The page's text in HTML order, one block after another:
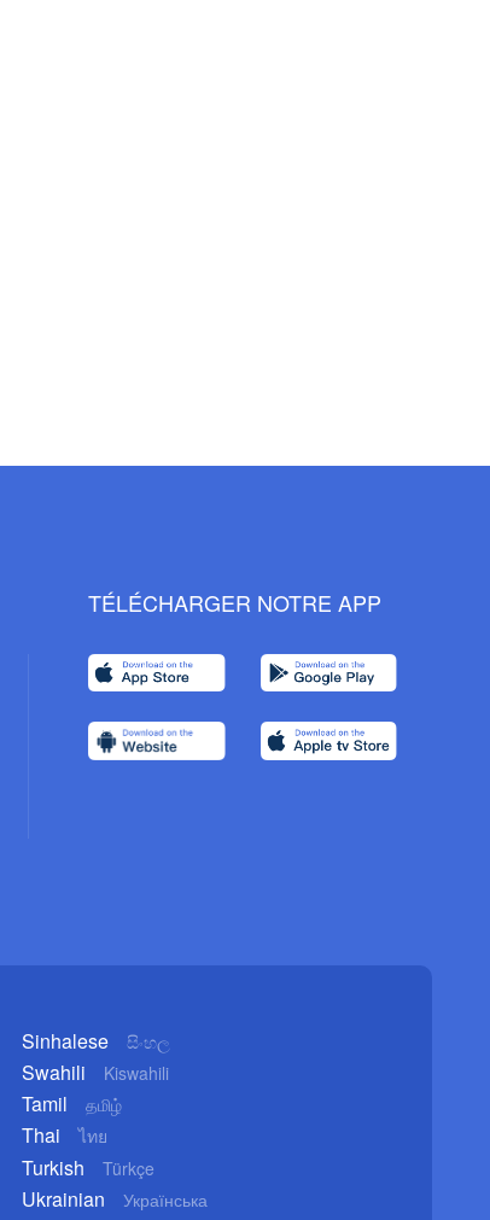
TÉLÉCHARGER NOTRE APP
Sinhalese සිංහල
Swahili Kiswahili
Tamil தமிழ்
Thai ไทย
Turkish Türkçe
Ukrainian Українська